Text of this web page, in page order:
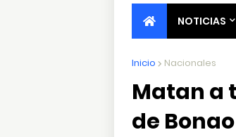
NOTICIAS
Inicio Nacionales
Matan a
de